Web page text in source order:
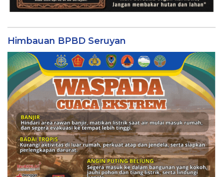
Himbauan BPBD Seruyan